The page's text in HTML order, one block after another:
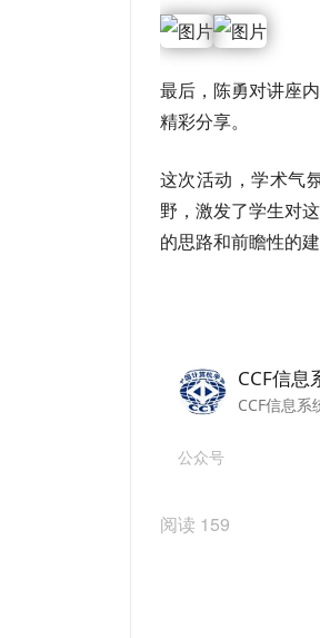
最后，陈勇对讲座
精彩分享。
这次活动，学术气
野，激发了学生对
的思路和前瞻性的建
CCF信息
CCF信息系
公众号
阅读 159